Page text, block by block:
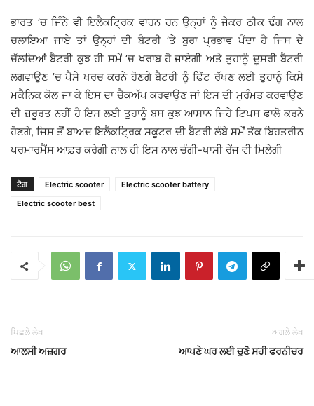
ਭਾਰਤ ’ਚ ਜਿੰਨੇ ਵੀ ਇਲੈਕਟ੍ਰਿਕ ਵਾਹਨ ਹਨ ਉਨ੍ਹਾਂ ਨੂੰ ਜੇਕਰ ਠੀਕ ਢੰਗ ਨਾਲ
ਚਲਾਇਆ ਜਾਏ ਤਾਂ ਉਨ੍ਹਾਂ ਦੀ ਬੈਟਰੀ ’ਤੇ ਬੁਰਾ ਪ੍ਰਭਾਵ ਪੈਂਦਾ ਹੈ ਜਿਸ ਦੇ
ਚੱਲਦਿਆਂ ਬੈਟਰੀ ਕੁਝ ਹੀ ਸਮੇਂ ’ਚ ਖਰਾਬ ਹੋ ਜਾਏਗੀ ਅਤੇ ਤੁਹਾਨੂੰ ਦੂਸਰੀ ਬੈਟਰੀ
ਲਗਵਾਉਣ ’ਚ ਪੈਸੇ ਖਰਚ ਕਰਨੇ ਹੋਣਗੇ ਬੈਟਰੀ ਨੂੰ ਫਿੱਟ ਰੱਖਣ ਲਈ ਤੁਹਾਨੂੰ ਕਿਸੇ
ਮਕੈਨਿਕ ਕੋਲ ਜਾ ਕੇ ਇਸ ਦਾ ਚੈਕਅੱਪ ਕਰਵਾਉਣ ਜਾਂ ਇਸ ਦੀ ਮੁਰੰਮਤ ਕਰਵਾਉਣ
ਦੀ ਜ਼ਰੂਰਤ ਨਹੀਂ ਹੈ ਇਸ ਲਈ ਤੁਹਾਨੂੰ ਬਸ ਕੁਝ ਆਸਾਨ ਜਿਹੇ ਟਿਪਸ ਫਾਲੋ ਕਰਨੇ
ਹੋਣਗੇ, ਜਿਸ ਤੋਂ ਬਾਅਦ ਇਲੈਕਟ੍ਰਿਕ ਸਕੂਟਰ ਦੀ ਬੈਟਰੀ ਲੰਬੇ ਸਮੇਂ ਤੱਕ ਬਿਹਤਰੀਨ
ਪਰਮਾਰਮੈਂਸ ਆਫ਼ਰ ਕਰੇਗੀ ਨਾਲ ਹੀ ਇਸ ਨਾਲ ਚੰਗੀ-ਖਾਸੀ ਰੇਂਜ ਵੀ ਮਿਲੇਗੀ
ਟੈਗ Electric scooter
Electric scooter battery
Electric scooter best
ਪਿਛਲੇ ਲੇਖ
ਆਲਸੀ ਅਜ਼ਗਰ
ਅਗਲੇ ਲੇਖ
ਆਪਣੇ ਘਰ ਲਈ ਚੁਣੋ ਸਹੀ ਫਰਨੀਚਰ